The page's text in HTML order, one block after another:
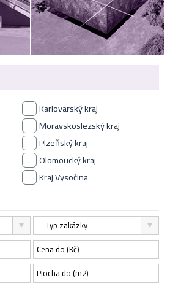
Karlovarský kraj
Moravskoslezský kraj
Plzeňský kraj
Olomoucký kraj
Kraj Vysočina
-- Typ zakázky --